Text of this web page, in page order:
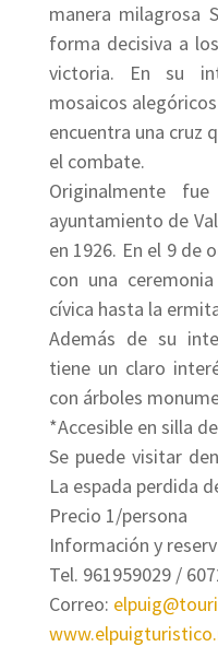
manera milagrosa
forma decisiva a
victoria. En su
mosaicos
encuentra una cruz
el combate.
Originalmente
ayuntamiento de
en 1926. En el 9 de
con una
cívica hasta la
Además de su
tiene un claro
con árboles
*Accesible en silla
Se puede visitar
La espada perdida
Precio 1/persona
Información y
Tel. 961959029 /
Correo: